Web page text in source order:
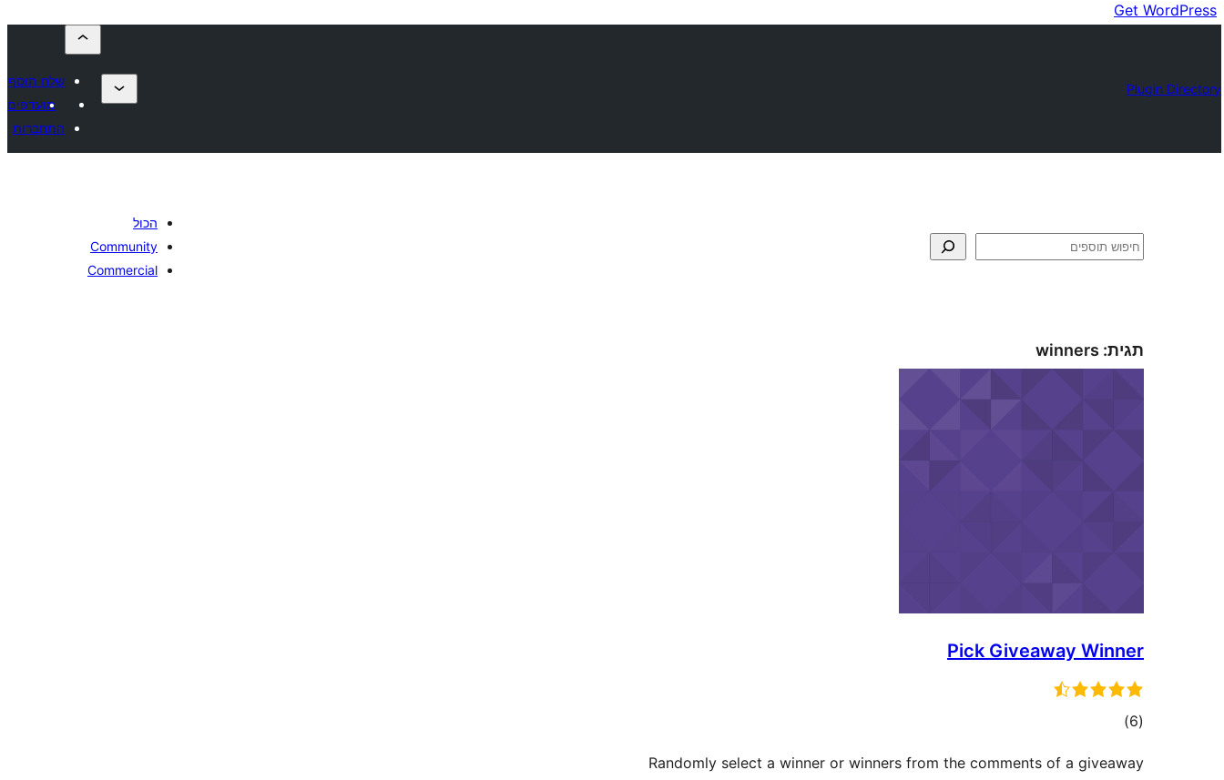
Get WordPress
Plugin Directory
שלח תוסף
מועדפים
התחברות
חיפוש
הכול
Community
Commercial
תגית: winners
Pick Giveaway Winner
(6 דרוגים)
Randomly select a winner or winners from the comments of a giveaway